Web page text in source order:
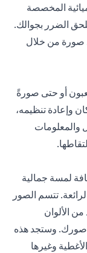
المخصصة
الضرر بجوالك.
صورة من خلال
أو حتى صورةً
وإعادة تنظيمه،
والمعلومات
لمسة جمالية
تتسم الصور
من الألوان
صورك. وستجد هذه
وغيرها